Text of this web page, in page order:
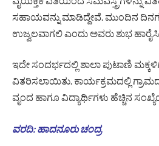
ಸಹಾಯವನ್ನು ಮಾಡಿದ್ದೇವೆ. ಮುಂದಿನ
ಉಜ್ವಲವಾಗಲಿ ಎಂದು ಅವರು ಶುಭ
ಇದೇ ಸಂದರ್ಭದಲ್ಲಿ ಶಾಲಾ ಪುಟಾಣಿ
ವಿತರಿಸಲಾಯಿತು. ಕಾರ್ಯಕ್ರಮದಲ್ಲಿ
ವೃಂದ ಹಾಗೂ ವಿದ್ಯಾರ್ಥಿಗಳು ಹೆಚ್ಚಿನ
ವರದಿ: ಹಾದನೂರು ಚಂದ್ರ